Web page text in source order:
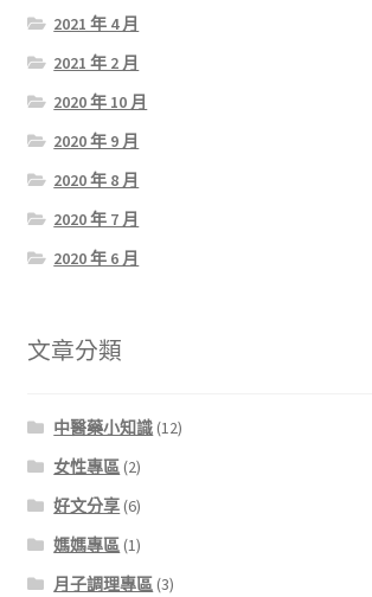
2021 年 4 月
2021 年 2 月
2020 年 10 月
2020 年 9 月
2020 年 8 月
2020 年 7 月
2020 年 6 月
文章分類
中醫藥小知識 (12)
女性專區 (2)
好文分享 (6)
媽媽專區 (1)
月子調理專區 (3)